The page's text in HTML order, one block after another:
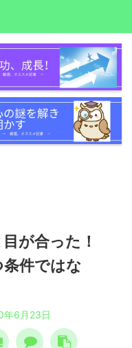
目が合った！
条件ではな
年6月23日